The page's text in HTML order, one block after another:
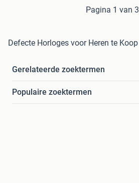
Pagina 1 van 3
Defecte Horloges voor Heren te Koop
Gerelateerde zoektermen
Populaire zoektermen